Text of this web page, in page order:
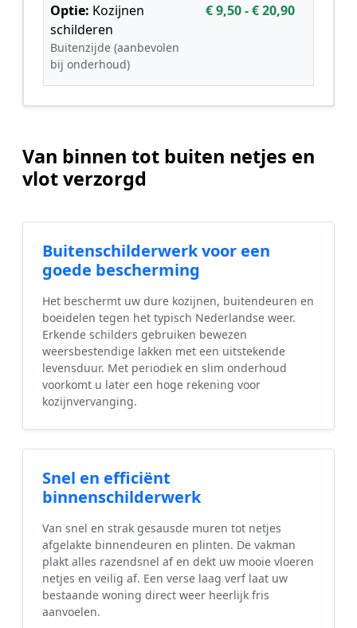
Optie: Kozijnen
schilderen
Buitenzijde (aanbevolen
bij onderhoud)
€ 9,50 - € 20,90
Van binnen tot buiten netjes en
vlot verzorgd
Buitenschilderwerk voor een
goede bescherming
Het beschermt uw dure kozijnen, buitendeuren en
boeidelen tegen het typisch Nederlandse weer.
Erkende schilders gebruiken bewezen
weersbestendige lakken met een uitstekende
levensduur. Met periodiek en slim onderhoud
voorkomt u later een hoge rekening voor
kozijnvervanging.
Snel en efficiënt
binnenschilderwerk
Van snel en strak gesausde muren tot netjes
afgelakte binnendeuren en plinten. De vakman
plakt alles razendsnel af en dekt uw mooie vloeren
netjes en veilig af. Een verse laag verf laat uw
bestaande woning direct weer heerlijk fris
aanvoelen.